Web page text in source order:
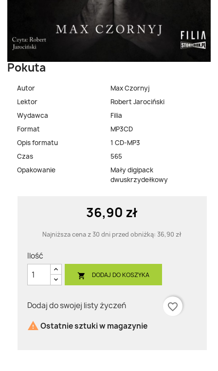
Pokuta
Autor
Max Czornyj
Lektor
Robert Jarociński
Wydawca
Filia
Format
MP3CD
Opis formatu
1 CD-MP3
Czas
565
Opakowanie
Mały digipack
dwuskrzydełkowy
36,90 zł
Najniższa cena z 30 dni przed obniżką: 36,90 zł
Ilość
 DODAJ DO KOSZYKA
Dodaj do swojej listy życzeń
favorite_border
 Ostatnie sztuki w magazynie